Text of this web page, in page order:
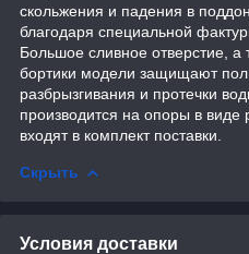
скольжения и падения в
благодаря специальной
Большое сливное отверстие,
бортики модели защищают
разбрызгивания и протечки
производится на опоры в
входят в комплект поставки.
Скрыть
Условия доставки